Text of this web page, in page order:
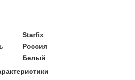
Starfix
Россия
Белый